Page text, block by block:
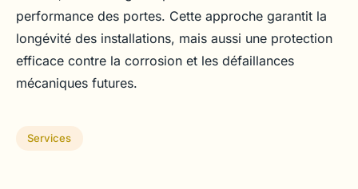
performance des portes. Cette approche garantit la
longévité des installations, mais aussi une protection
efficace contre la corrosion et les défaillances
mécaniques futures.
Services